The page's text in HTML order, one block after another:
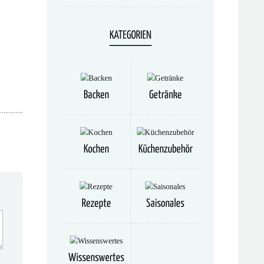
KATEGORIEN
Backen Getränke
Kochen Küchenzubehör
Rezepte Saisonales
Wissenswertes